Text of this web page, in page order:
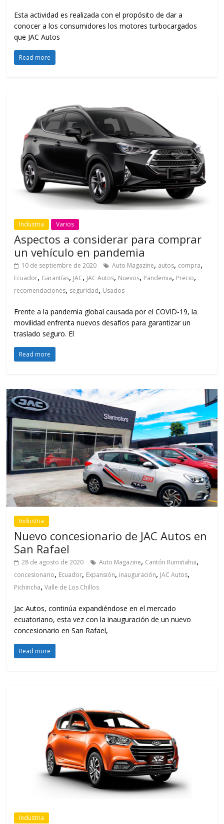
Esta actividad es realizada con el propósito de dar a
conocer a los consumidores los motores turbocargados
que JAC Autos
Read more
Industria Varios
Aspectos a considerar para comprar
un vehículo en pandemia
10 de septiembre de 2020 Auto Magazine, autos, compra,
Ecuador, Garantías, JAC, JAC Autos, Nuevos, Pandemia, Precio,
recomendaciones, seguridad, Usados
Frente a la pandemia global causada por el COVID-19, la
movilidad enfrenta nuevos desafíos para garantizar un
traslado seguro. El
Read more
Industria
Nuevo concesionario de JAC Autos en
San Rafael
28 de agosto de 2020 Auto Magazine, Cantón Rumiñahui,
concesionario, Ecuador, Expansión, inauguración, JAC Autos,
Pichincha,Valle de Los Chillos
Jac Autos, continúa expandiéndose en el mercado
ecuatoriano, esta vez con la inauguración de un nuevo
concesionario en San Rafael,
Read more
Industria